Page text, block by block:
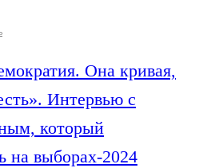
Она кривая,
Интервью с
который
на выборах-2024